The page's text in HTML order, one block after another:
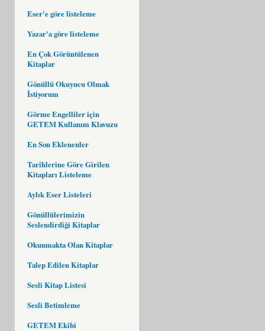
Eser'e göre listeleme
Yazar'a göre listeleme
En Çok Görüntülenen
Kitaplar
Gönüllü Okuyucu Olmak
İstiyorum
Görme Engelliler için
GETEM Kullanım Klavuzu
En Son Eklenenler
Tarihlerine Göre Girilen
Kitapları Listeleme
Aylık Eser Listeleri
Gönüllülerimizin
Seslendirdiği Kitaplar
Okunmakta Olan Kitaplar
Talep Edilen Kitaplar
Sesli Kitap Listesi
Sesli Betimleme
GETEM Ekibi